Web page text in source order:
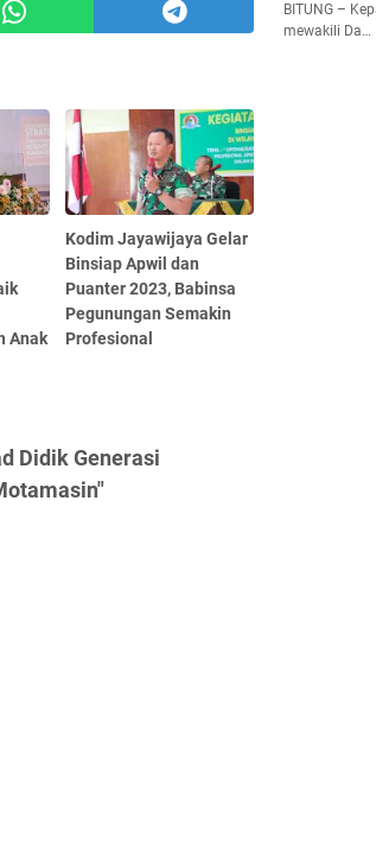
Anak
Kodim Jayawijaya Gelar
Binsiap Apwil dan
Puanter 2023, Babinsa
Pegunungan Semakin
Profesional
Didik Generasi
BITUNG –
mewakili Da…